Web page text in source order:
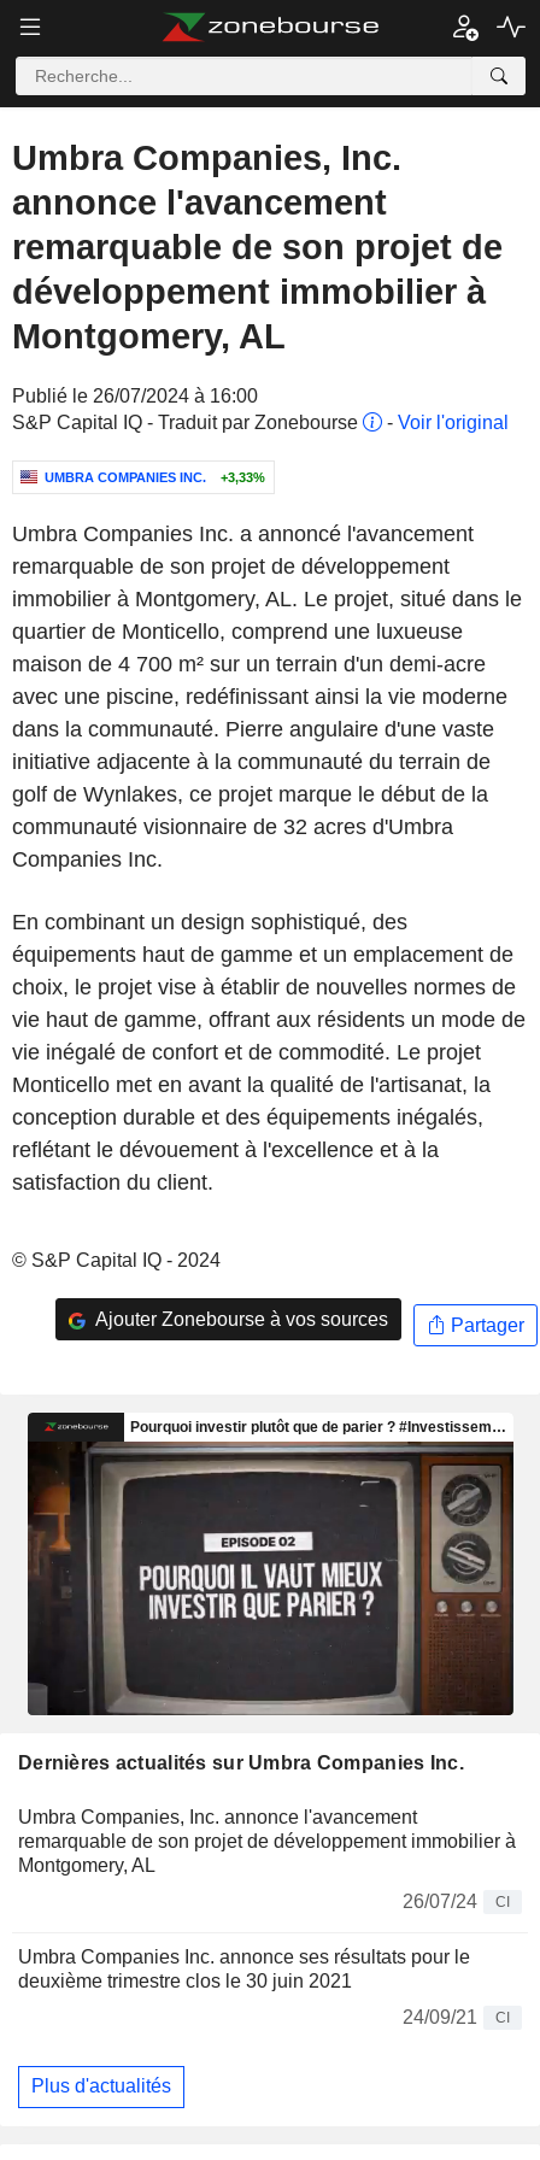
Umbra Companies, Inc.
annonce l'avancement
remarquable de son projet de
développement immobilier à
Montgomery, AL
Publié le 26/07/2024 à 16:00
S&P Capital IQ - Traduit par Zonebourse
- Voir l'original
UMBRA COMPANIES INC. +3,33%
Umbra Companies Inc. a annoncé l'avancement
remarquable de son projet de développement
immobilier à Montgomery, AL. Le projet, situé dans le
quartier de Monticello, comprend une luxueuse
maison de 4 700 m² sur un terrain d'un demi-acre
avec une piscine, redéfinissant ainsi la vie moderne
dans la communauté. Pierre angulaire d'une vaste
initiative adjacente à la communauté du terrain de
golf de Wynlakes, ce projet marque le début de la
communauté visionnaire de 32 acres d'Umbra
Companies Inc.
En combinant un design sophistiqué, des
équipements haut de gamme et un emplacement de
choix, le projet vise à établir de nouvelles normes de
vie haut de gamme, offrant aux résidents un mode de
vie inégalé de confort et de commodité. Le projet
Monticello met en avant la qualité de l'artisanat, la
conception durable et des équipements inégalés,
reflétant le dévouement à l'excellence et à la
satisfaction du client.
© S&P Capital IQ - 2024
Ajouter Zonebourse à vos sources Partager
Dernières actualités sur Umbra Companies Inc.
Umbra Companies, Inc. annonce l'avancement
remarquable de son projet de développement immobilier à
Montgomery, AL
26/07/24
CI
Umbra Companies Inc. annonce ses résultats pour le
deuxième trimestre clos le 30 juin 2021
24/09/21
CI
Plus d'actualités